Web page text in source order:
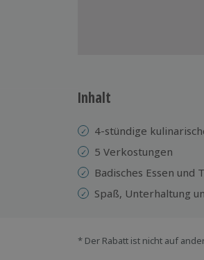
Inhalt
4-stündige
5 Verkostungen
Badisches Essen und
Spaß, Unterhaltung
* Der Rabatt ist nicht auf